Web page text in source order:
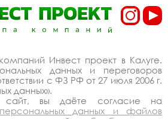
от
на
качели эко
лиственницы
скидкой
Инвест проект в Калуге.
данных и переговоров
с ФЗ РФ от 27 июля 2006 г.
данных».
сайт, вы даёте согласие на
данных и файлов